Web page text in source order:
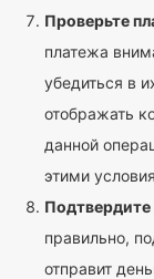
Проверьте
платежа
убедиться в
отображать
данной
этими
Подтвердите
правильно,
отправит